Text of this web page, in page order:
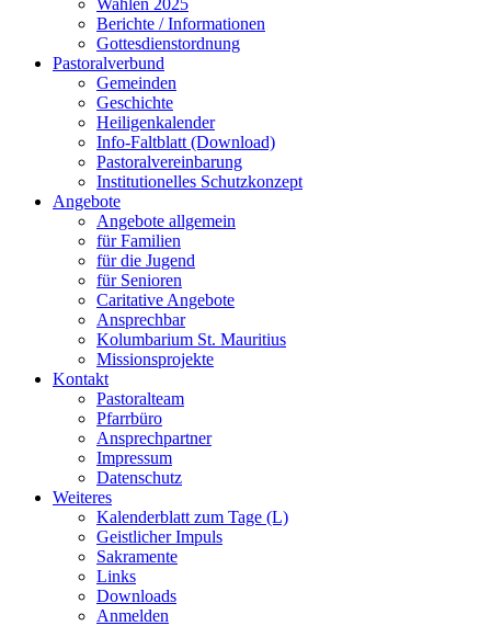
Wahlen 2025
Berichte / Informationen
Gottesdienstordnung
Pastoralverbund
Gemeinden
Geschichte
Heiligenkalender
Info-Faltblatt (Download)
Pastoralvereinbarung
Institutionelles Schutzkonzept
Angebote
Angebote allgemein
für Familien
für die Jugend
für Senioren
Caritative Angebote
Ansprechbar
Kolumbarium St. Mauritius
Missionsprojekte
Kontakt
Pastoralteam
Pfarrbüro
Ansprechpartner
Impressum
Datenschutz
Weiteres
Kalenderblatt zum Tage (L)
Geistlicher Impuls
Sakramente
Links
Downloads
Anmelden